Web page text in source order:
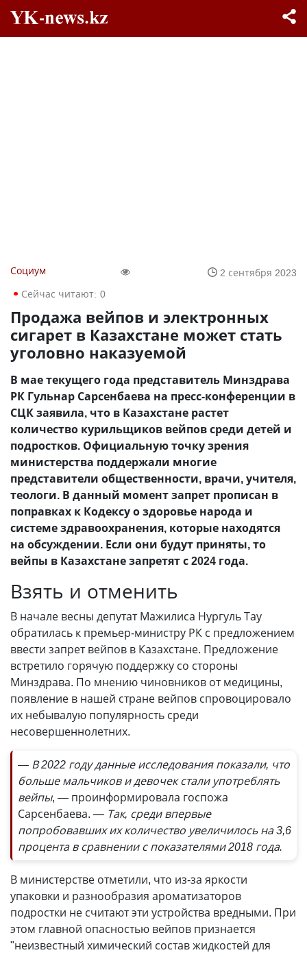
Социум
2 сентября 2023
Сейчас читают: 0
Продажа вейпов и электронных
сигарет в Казахстане может стать
уголовно наказуемой
В мае текущего года представитель Минздрава
РК Гульнар Сарсенбаева на пресс-конференции в
СЦК заявила, что в Казахстане растет
количество курильщиков вейпов среди детей и
подростков. Официальную точку зрения
министерства поддержали многие
представители общественности, врачи, учителя,
теологи. В данный момент запрет прописан в
поправках к Кодексу о здоровье народа и
системе здравоохранения, которые находятся
на обсуждении. Если они будут приняты, то
вейпы в Казахстане запретят с 2024 года.
Взять и отменить
В начале весны депутат Мажилиса Нургуль Тау
обратилась к премьер-министру РК с предложением
ввести запрет вейпов в Казахстане. Предложение
встретило горячую поддержку со стороны
Минздрава. По мнению чиновников от медицины,
появление в нашей стране вейпов спровоцировало
их небывалую популярность среди
несовершеннолетних.
— В 2022 году данные исследования показали, что
больше мальчиков и девочек стали употреблять
вейпы, — проинформировала госпожа
Сарсенбаева. — Так, среди впервые
попробовавших их количество увеличилось на 3,6
процента в сравнении с показателями 2018 года.
В министерстве отметили, что из-за яркости
упаковки и разнообразия ароматизаторов
подростки не считают эти устройства вредными. При
этом главной опасностью вейпов признается
"неизвестный химический состав жидкостей для